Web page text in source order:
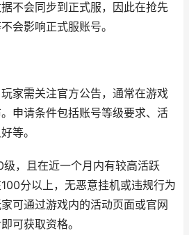
不会同步到正式服，因此在抢先
会影响正式服账号。
家需关注官方公告，通常在游戏
申请条件包括账号等级要求、活
等。
，且在近一个月内有较高活跃
分以上，无恶意挂机或违规行为
可通过游戏内的活动页面或官网
可获取资格。